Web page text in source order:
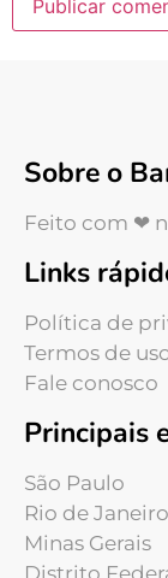
Sobre o
Feito com ❤
Links
Política de
Termos de
Fale conosco
Principais
São Paulo
Rio de Janeiro
Minas Gerais